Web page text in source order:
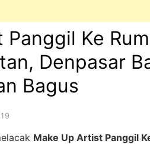
Ke
Denpasar
Bagus
Make Up Artist Panggil